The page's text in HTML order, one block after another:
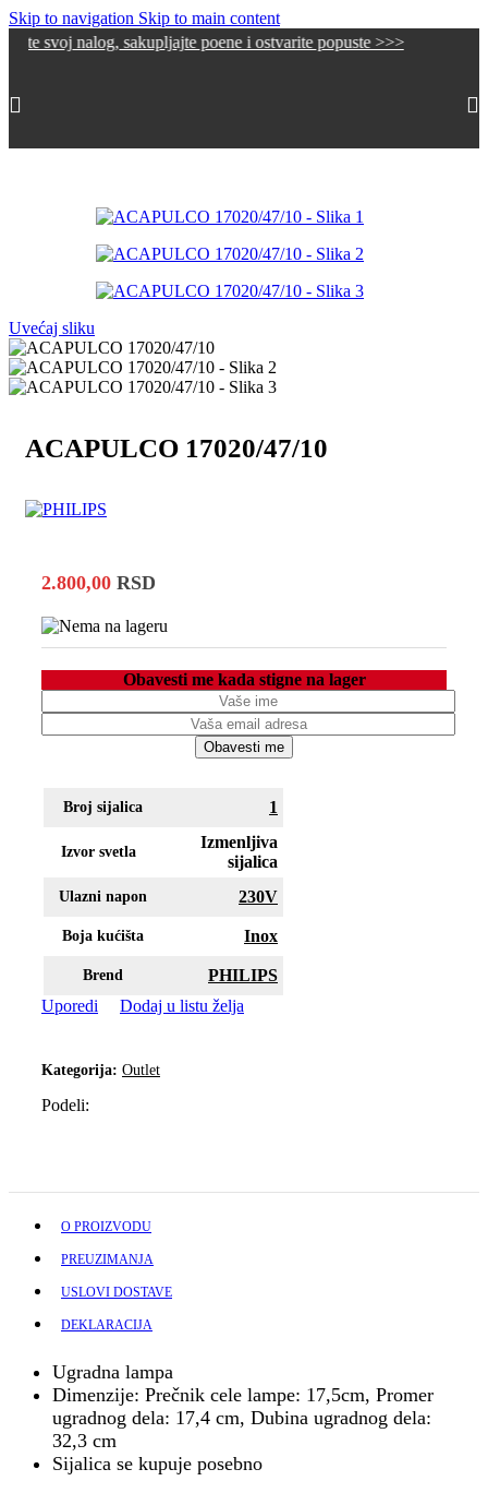
Skip to navigation Skip to main content
nalog, sakupljajte poene i ostvarite popuste >>>
Uvećaj sliku
ACAPULCO 17020/47/10
2.800,00 RSD
Obavesti me kada stigne na lager
Obavesti me
Broj sijalica 1
Izvor svetla
Izmenljiva
sijalica
Ulazni napon 230V
Boja kućišta Inox
Brend
PHILIPS
Uporedi
Dodaj u listu želja
Kategorija: Outlet
Podeli:
O PROIZVODU
PREUZIMANJA
USLOVI DOSTAVE
DEKLARACIJA
Ugradna lampa
Dimenzije: Prečnik cele lampe: 17,5cm, Promer
ugradnog dela: 17,4 cm, Dubina ugradnog dela:
32,3 cm
Sijalica se kupuje posebno